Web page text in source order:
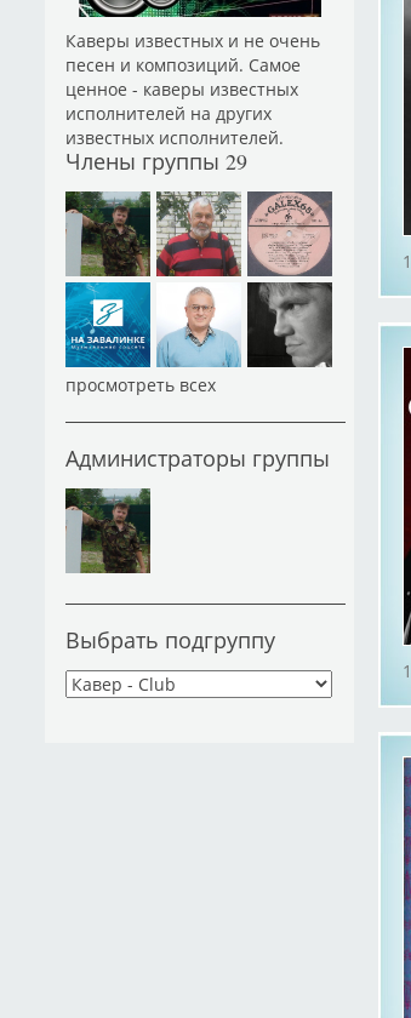
Каверы известных и не очень
песен и композиций. Самое
ценное - каверы известных
исполнителей на других
известных исполнителей.
Члены группы 29
просмотреть всех
Администраторы группы
Выбрать подгруппу